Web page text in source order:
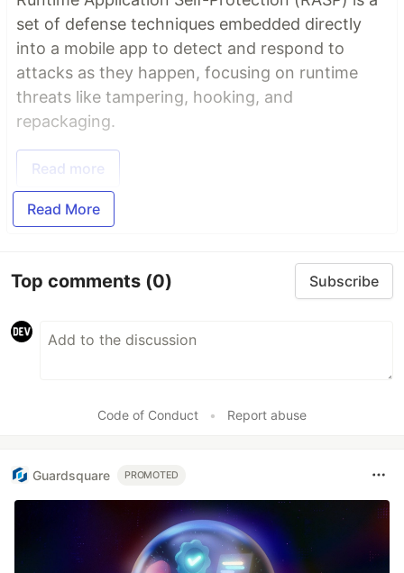
set of defense techniques embedded directly
into a mobile app to detect and respond to
attacks as they happen, focusing on runtime
threats like tampering, hooking, and
repackaging.
Read more
Read More
Top comments (0) Subscribe
Code of Conduct • Report abuse
Guardsquare PROMOTED